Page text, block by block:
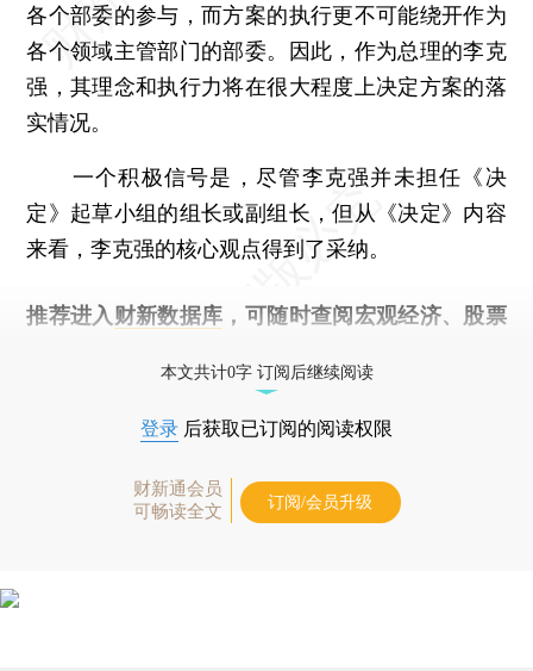
各个部委的参与，而方案的执行更不可能绕开作为
各个领域主管部门的部委。因此，作为总理的李克
强，其理念和执行力将在很大程度上决定方案的落
实情况。
一个积极信号是，尽管李克强并未担任《决
定》起草小组的组长或副组长，但从《决定》内容
来看，李克强的核心观点得到了采纳。
推荐进入 财新数据库 ，可随时查阅宏观经济、股票
本文共计0字 订阅后继续阅读
登录 后获取已订阅的阅读权限
财新通会员
可畅读全文
订阅/会员升级